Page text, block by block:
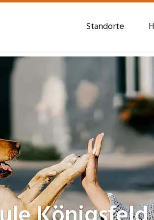
Standorte